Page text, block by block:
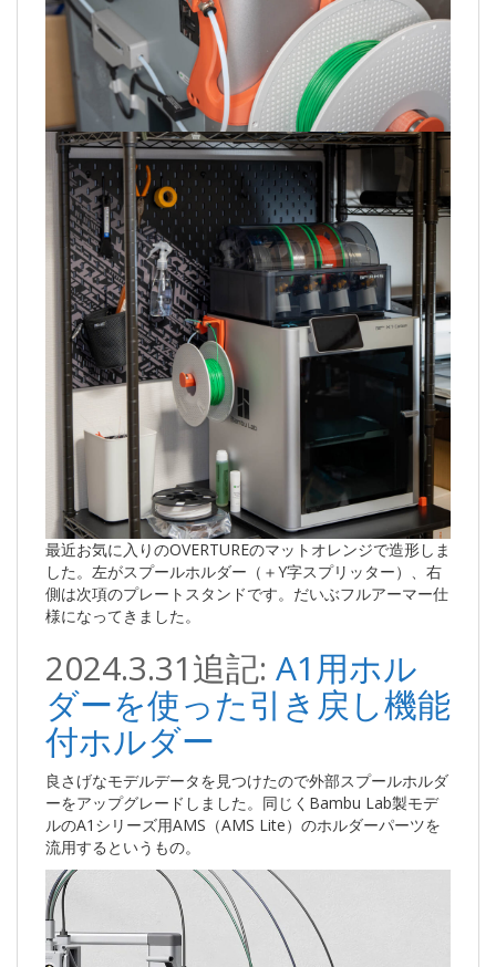
最近お気に入りのOVERTUREのマットオレンジで造形しま
した。左がスプールホルダー（＋Y字スプリッター）、右
側は次項のプレートスタンドです。だいぶフルアーマー仕
様になってきました。
2024.3.31追記: A1用ホル
ダーを使った引き戻し機能
付ホルダー
良さげなモデルデータを見つけたので外部スプールホルダ
ーをアップグレードしました。同じくBambu Lab製モデ
ルのA1シリーズ用AMS（AMS Lite）のホルダーパーツを
流用するというもの。